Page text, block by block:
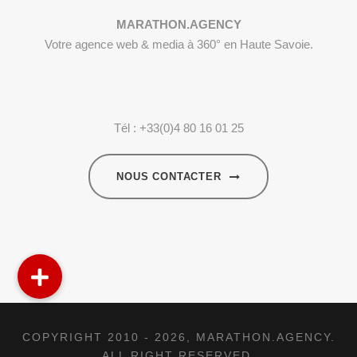
MARATHON.AGENCY
Votre agence web & media à 360° en Haute Savoie.
Tél : +33(0)4 80 16 01 25
NOUS CONTACTER
COPYRIGHT 2010 - 2026, MARATHON.AGENCY.